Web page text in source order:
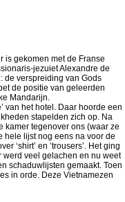
is gekomen met de Franse
jezuiet Alexandre de
de verspreiding van Gods
de positie van geleerden
Mandarijn.
van het hotel. Daar hoorde een
stapelden zich op. Na
kamer tegenover ons (waar ze
hele lijst nog eens na voor de
‘shirt’ en ’trousers’. Het ging
veel gelachen en nu weet
schaduwlijsten gemaakt. Toen
in orde. Deze Vietnamezen